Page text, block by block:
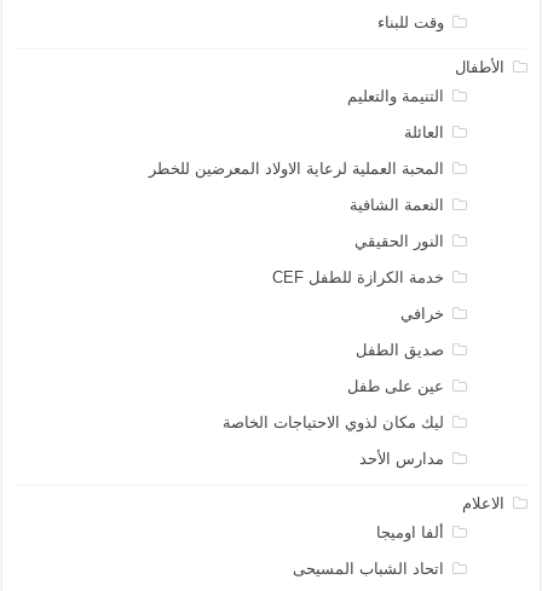
وقت للبناء
الأطفال
التنيمة والتعليم
العائلة
المحبة العملية لرعاية الاولاد المعرضين للخطر
النعمة الشافية
النور الحقيقي
خدمة الكرازة للطفل CEF
خرافي
صديق الطفل
عين على طفل
ليك مكان لذوي الاحتياجات الخاصة
مدارس الأحد
الاعلام
ألفا اوميجا
اتحاد الشباب المسيحى